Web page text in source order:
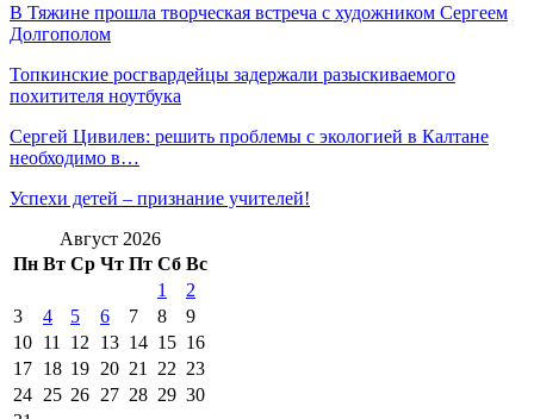
В Тяжине прошла творческая встреча с художником Сергеем
Долгополом
Топкинские росгвардейцы задержали разыскиваемого
похитителя ноутбука
Сергей Цивилев: решить проблемы с экологией в Калтане
необходимо в…
Успехи детей – признание учителей!
Август 2026
Пн Вт Ср Чт Пт Сб Вс
1
2
3
4 5 6 7 8
9
10 11 12 13 14 15 16
17 18 19 20 21 22 23
24 25 26 27 28 29 30